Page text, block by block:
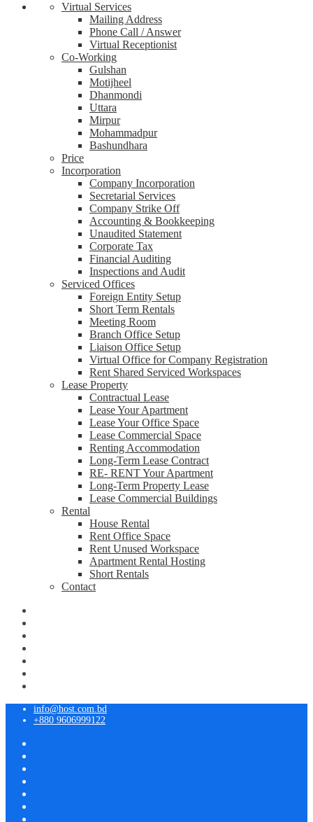
Virtual Services
Mailing Address
Phone Call / Answer
Virtual Receptionist
Co-Working
Gulshan
Motijheel
Dhanmondi
Uttara
Mirpur
Mohammadpur
Bashundhara
Price
Incorporation
Company Incorporation
Secretarial Services
Company Strike Off
Accounting & Bookkeeping
Unaudited Statement
Corporate Tax
Financial Auditing
Inspections and Audit
Serviced Offices
Foreign Entity Setup
Short Term Rentals
Meeting Room
Branch Office Setup
Liaison Office Setup
Virtual Office for Company Registration
Rent Shared Serviced Workspaces
Lease Property
Contractual Lease
Lease Your Apartment
Lease Your Office Space
Lease Commercial Space
Renting Accommodation
Long-Term Lease Contract
RE- RENT Your Apartment
Long-Term Property Lease
Lease Commercial Buildings
Rental
House Rental
Rent Office Space
Rent Unused Workspace
Apartment Rental Hosting
Short Rentals
Contact
info@host.com.bd
+880 9606999122